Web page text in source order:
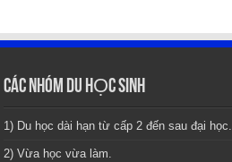
CÁC NHÓM DU HỌC SINH
1) Du học dài hạn từ cấp 2 đến sau đại học.
2) Vừa học vừa làm.